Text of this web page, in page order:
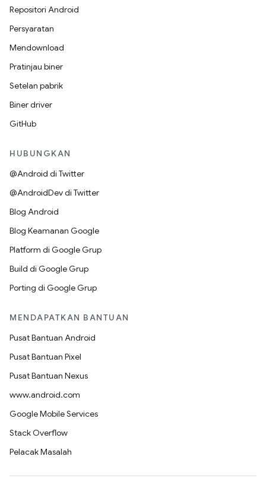
Repositori Android
Persyaratan
Mendownload
Pratinjau biner
Setelan pabrik
Biner driver
GitHub
HUBUNGKAN
@Android di Twitter
@AndroidDev di Twitter
Blog Android
Blog Keamanan Google
Platform di Google Grup
Build di Google Grup
Porting di Google Grup
MENDAPATKAN BANTUAN
Pusat Bantuan Android
Pusat Bantuan Pixel
Pusat Bantuan Nexus
www.android.com
Google Mobile Services
Stack Overflow
Pelacak Masalah